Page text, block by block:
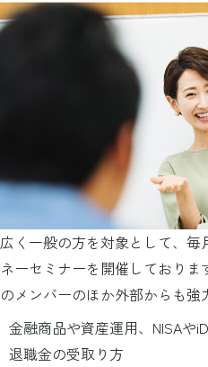
広く一般の方を対象として、
ネーセミナーを開催しており
のメンバーのほか外部からも強
金融商品や資産運用、NISAや
退職金の受取り方